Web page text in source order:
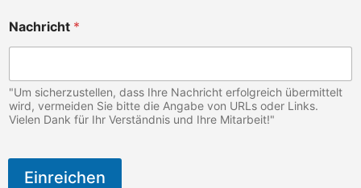
r
o
p
a
k
t
e
Nachricht *
"Um sicherzustellen, dass Ihre Nachricht erfolgreich übermittelt
wird, vermeiden Sie bitte die Angabe von URLs oder Links.
Vielen Dank für Ihr Verständnis und Ihre Mitarbeit!"
Einreichen